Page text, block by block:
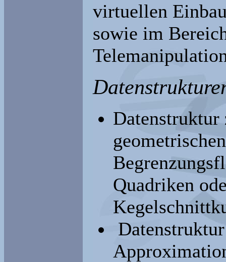
virtuellen
sowie im
Datenstruktur
Quadriken